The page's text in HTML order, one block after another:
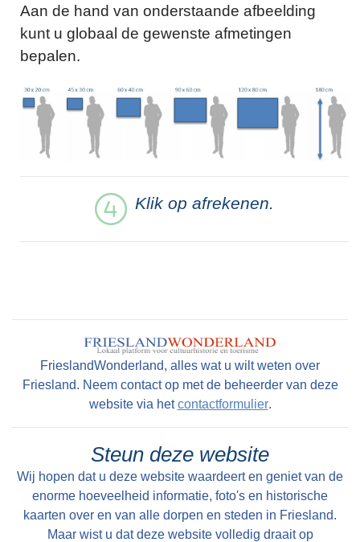
Aan de hand van onderstaande afbeelding
kunt u globaal de gewenste afmetingen
bepalen.
Klik op afrekenen.
FrieslandWonderland, alles wat u wilt weten over
Friesland. Neem contact op met de beheerder van deze
website via hetcontactformulier.
Steun deze website
Wij hopen dat u deze website waardeert en geniet van de
enorme hoeveelheid informatie, foto's en historische
kaarten over en van alle dorpen en steden in Friesland.
Maar wist u dat deze website volledig draait op